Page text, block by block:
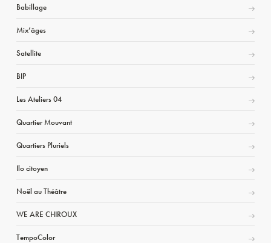
Babillage
Mix’âges
Satellite
BIP
Les Ateliers 04
Quartier Mouvant
Quartiers Pluriels
Ilo citoyen
Noël au Théâtre
WE ARE CHIROUX
TempoColor